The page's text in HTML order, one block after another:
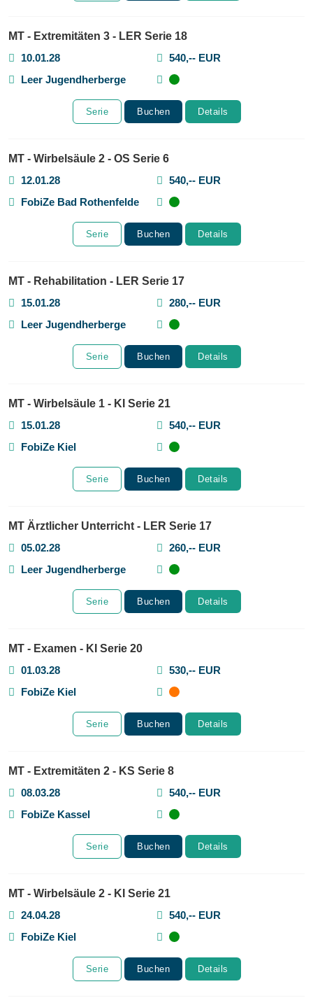
MT - Extremitäten 3 - LER Serie 18
10.01.28
540,-- EUR
Leer Jugendherberge
Serie Buchen Details
MT - Wirbelsäule 2 - OS Serie 6
12.01.28
540,-- EUR
FobiZe Bad Rothenfelde
Serie Buchen Details
MT - Rehabilitation - LER Serie 17
15.01.28
280,-- EUR
Leer Jugendherberge
Serie Buchen Details
MT - Wirbelsäule 1 - KI Serie 21
15.01.28
540,-- EUR
FobiZe Kiel
Serie Buchen Details
MT Ärztlicher Unterricht - LER Serie 17
05.02.28
260,-- EUR
Leer Jugendherberge
Serie Buchen Details
MT - Examen - KI Serie 20
01.03.28
530,-- EUR
FobiZe Kiel
Serie Buchen Details
MT - Extremitäten 2 - KS Serie 8
08.03.28
540,-- EUR
FobiZe Kassel
Serie Buchen Details
MT - Wirbelsäule 2 - KI Serie 21
24.04.28
540,-- EUR
FobiZe Kiel
Serie Buchen Details